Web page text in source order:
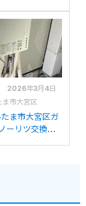
からノーリツ
BLへの交
2026年3月4日
市大宮区
ま市大宮区ガ
ーリツ交換工